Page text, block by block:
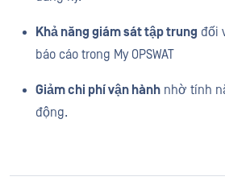
Khả năng giám sát tập trung đối
báo cáo trong My OPSWAT
Giảm chi phí vận hành nhờ tính
động.